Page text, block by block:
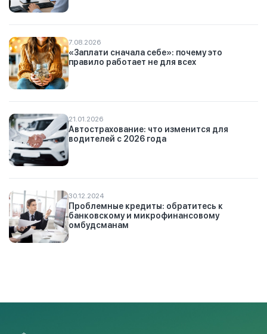
7.08.2026
«Заплати сначала себе»: почему это
правило работает не для всех
21.01.2026
Автострахование: что изменится для
водителей с 2026 года
30.12.2024
Проблемные кредиты: обратитесь к
банковскому и микрофинансовому
омбудсманам